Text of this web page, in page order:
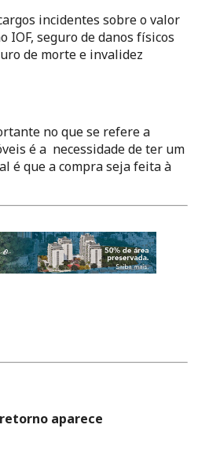
incidentes sobre o valor
IOF, seguro de danos físicos
de morte e invalidez
no que se refere a
é a  necessidade de ter um
é que a compra seja feita à
aparece